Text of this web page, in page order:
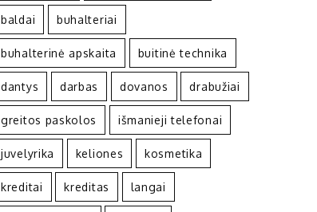
baldai buhalteriai
buhalterinė apskaita buitinė technika
dantys darbas dovanos drabužiai
greitos paskolos išmanieji telefonai
juvelyrika keliones kosmetika
kreditai kreditas langai